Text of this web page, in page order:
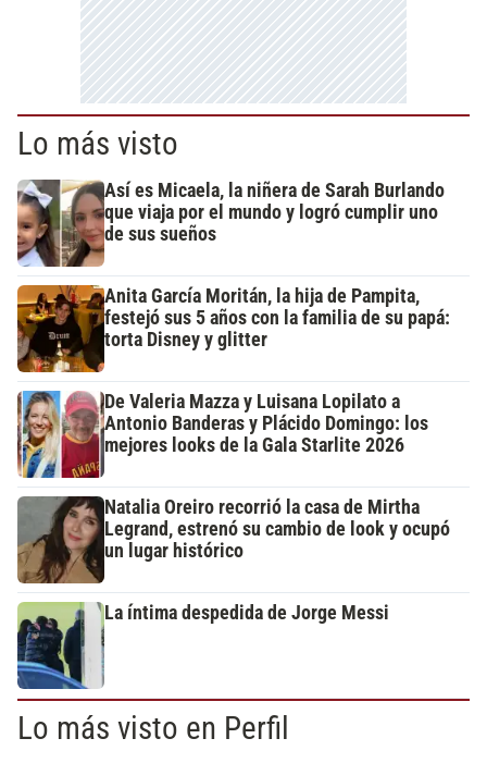
Lo más visto
Así es Micaela, la niñera de Sarah Burlando
que viaja por el mundo y logró cumplir uno
de sus sueños
Anita García Moritán, la hija de Pampita,
festejó sus 5 años con la familia de su papá:
torta Disney y glitter
De Valeria Mazza y Luisana Lopilato a
Antonio Banderas y Plácido Domingo: los
mejores looks de la Gala Starlite 2026
Natalia Oreiro recorrió la casa de Mirtha
Legrand, estrenó su cambio de look y ocupó
un lugar histórico
La íntima despedida de Jorge Messi
Lo más visto en Perfil